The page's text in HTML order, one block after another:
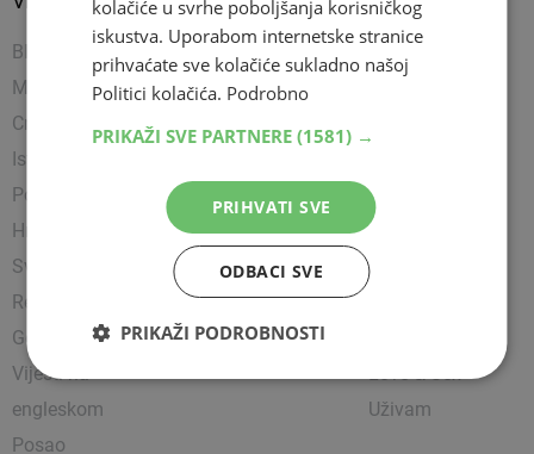
BIH
Mostar
Crna kronika
Istražili smo
Politika
Hrvatska
Svijet
Religija
Gospodarstvo
Vijesti na
engleskom
Posao
Nogomet
Košarka
Tenis
Zanimljivosti
Čitam
Party
Love & Sex
Uživam
kolačiće u svrhe poboljšanja korisničkog
iskustva. Uporabom internetske stranice
prihvaćate sve kolačiće sukladno našoj
Politici kolačića. Podrobno
PRIKAŽI SVE PARTNERE (1581) →
PRIHVATI SVE
ODBACI SVE
PRIKAŽI PODROBNOSTI